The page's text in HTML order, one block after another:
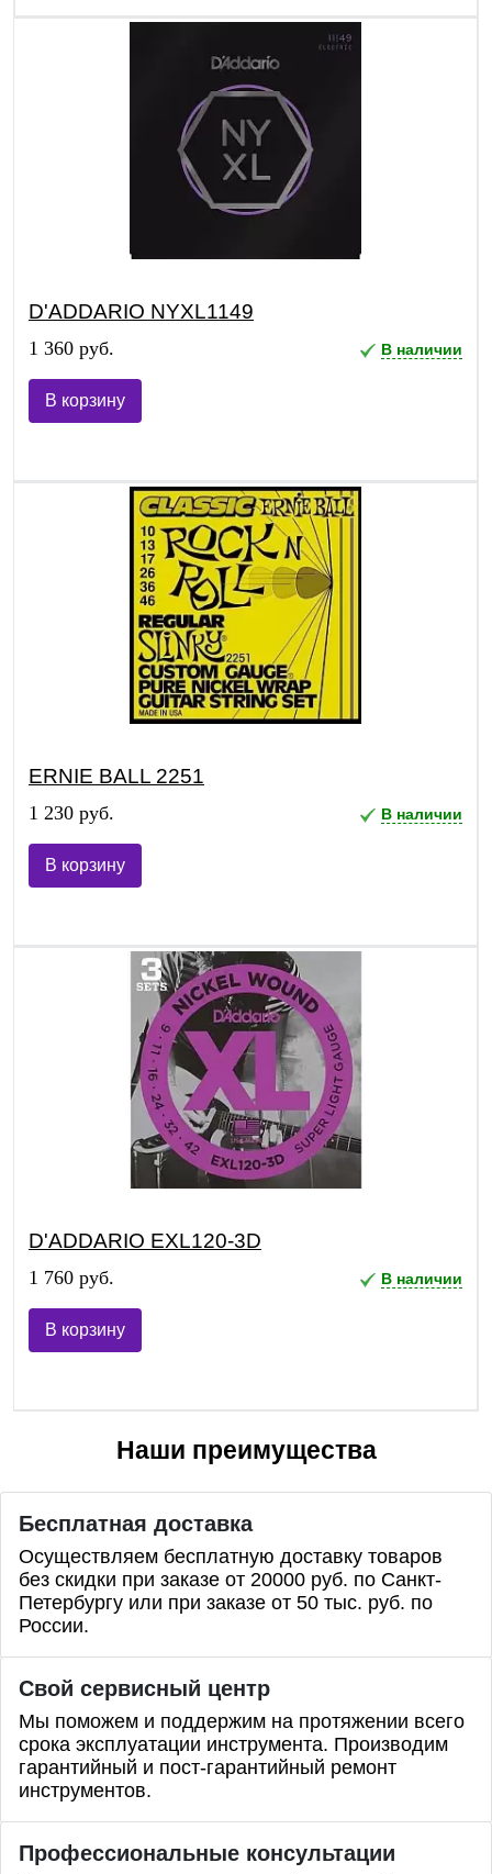
D'ADDARIO NYXL1149
1 360 руб. В наличии
В корзину
ERNIE BALL 2251
1 230 руб. В наличии
В корзину
D'ADDARIO EXL120-3D
1 760 руб. В наличии
В корзину
Наши преимущества
Бесплатная доставка
Осуществляем бесплатную доставку товаров
без скидки при заказе от 20000 руб. по Санкт-
Петербургу или при заказе от 50 тыс. руб. по
России.
Свой сервисный центр
Мы поможем и поддержим на протяжении всего
срока эксплуатации инструмента. Производим
гарантийный и пост-гарантийный ремонт
инструментов.
Профессиональные консультации